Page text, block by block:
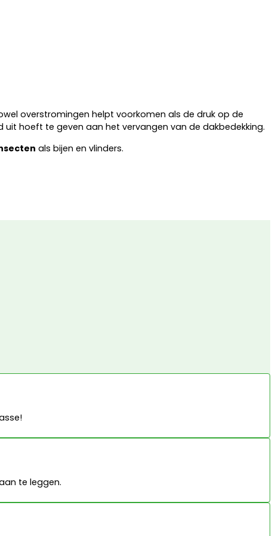
overstromingen helpt voorkomen als de druk op de
hoeft te geven aan het vervangen van de dakbedekking.
als bijen en vlinders.
te leggen.